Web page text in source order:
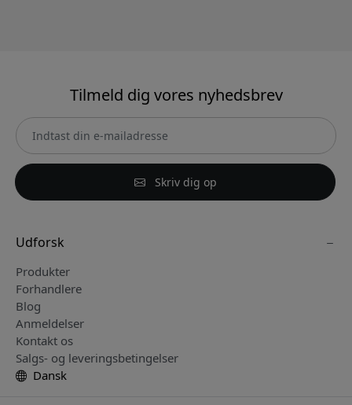
Tilmeld dig vores nyhedsbrev
Skriv dig op
Udforsk
Produkter
Forhandlere
Blog
Anmeldelser
Kontakt os
Salgs- og leveringsbetingelser
Dansk